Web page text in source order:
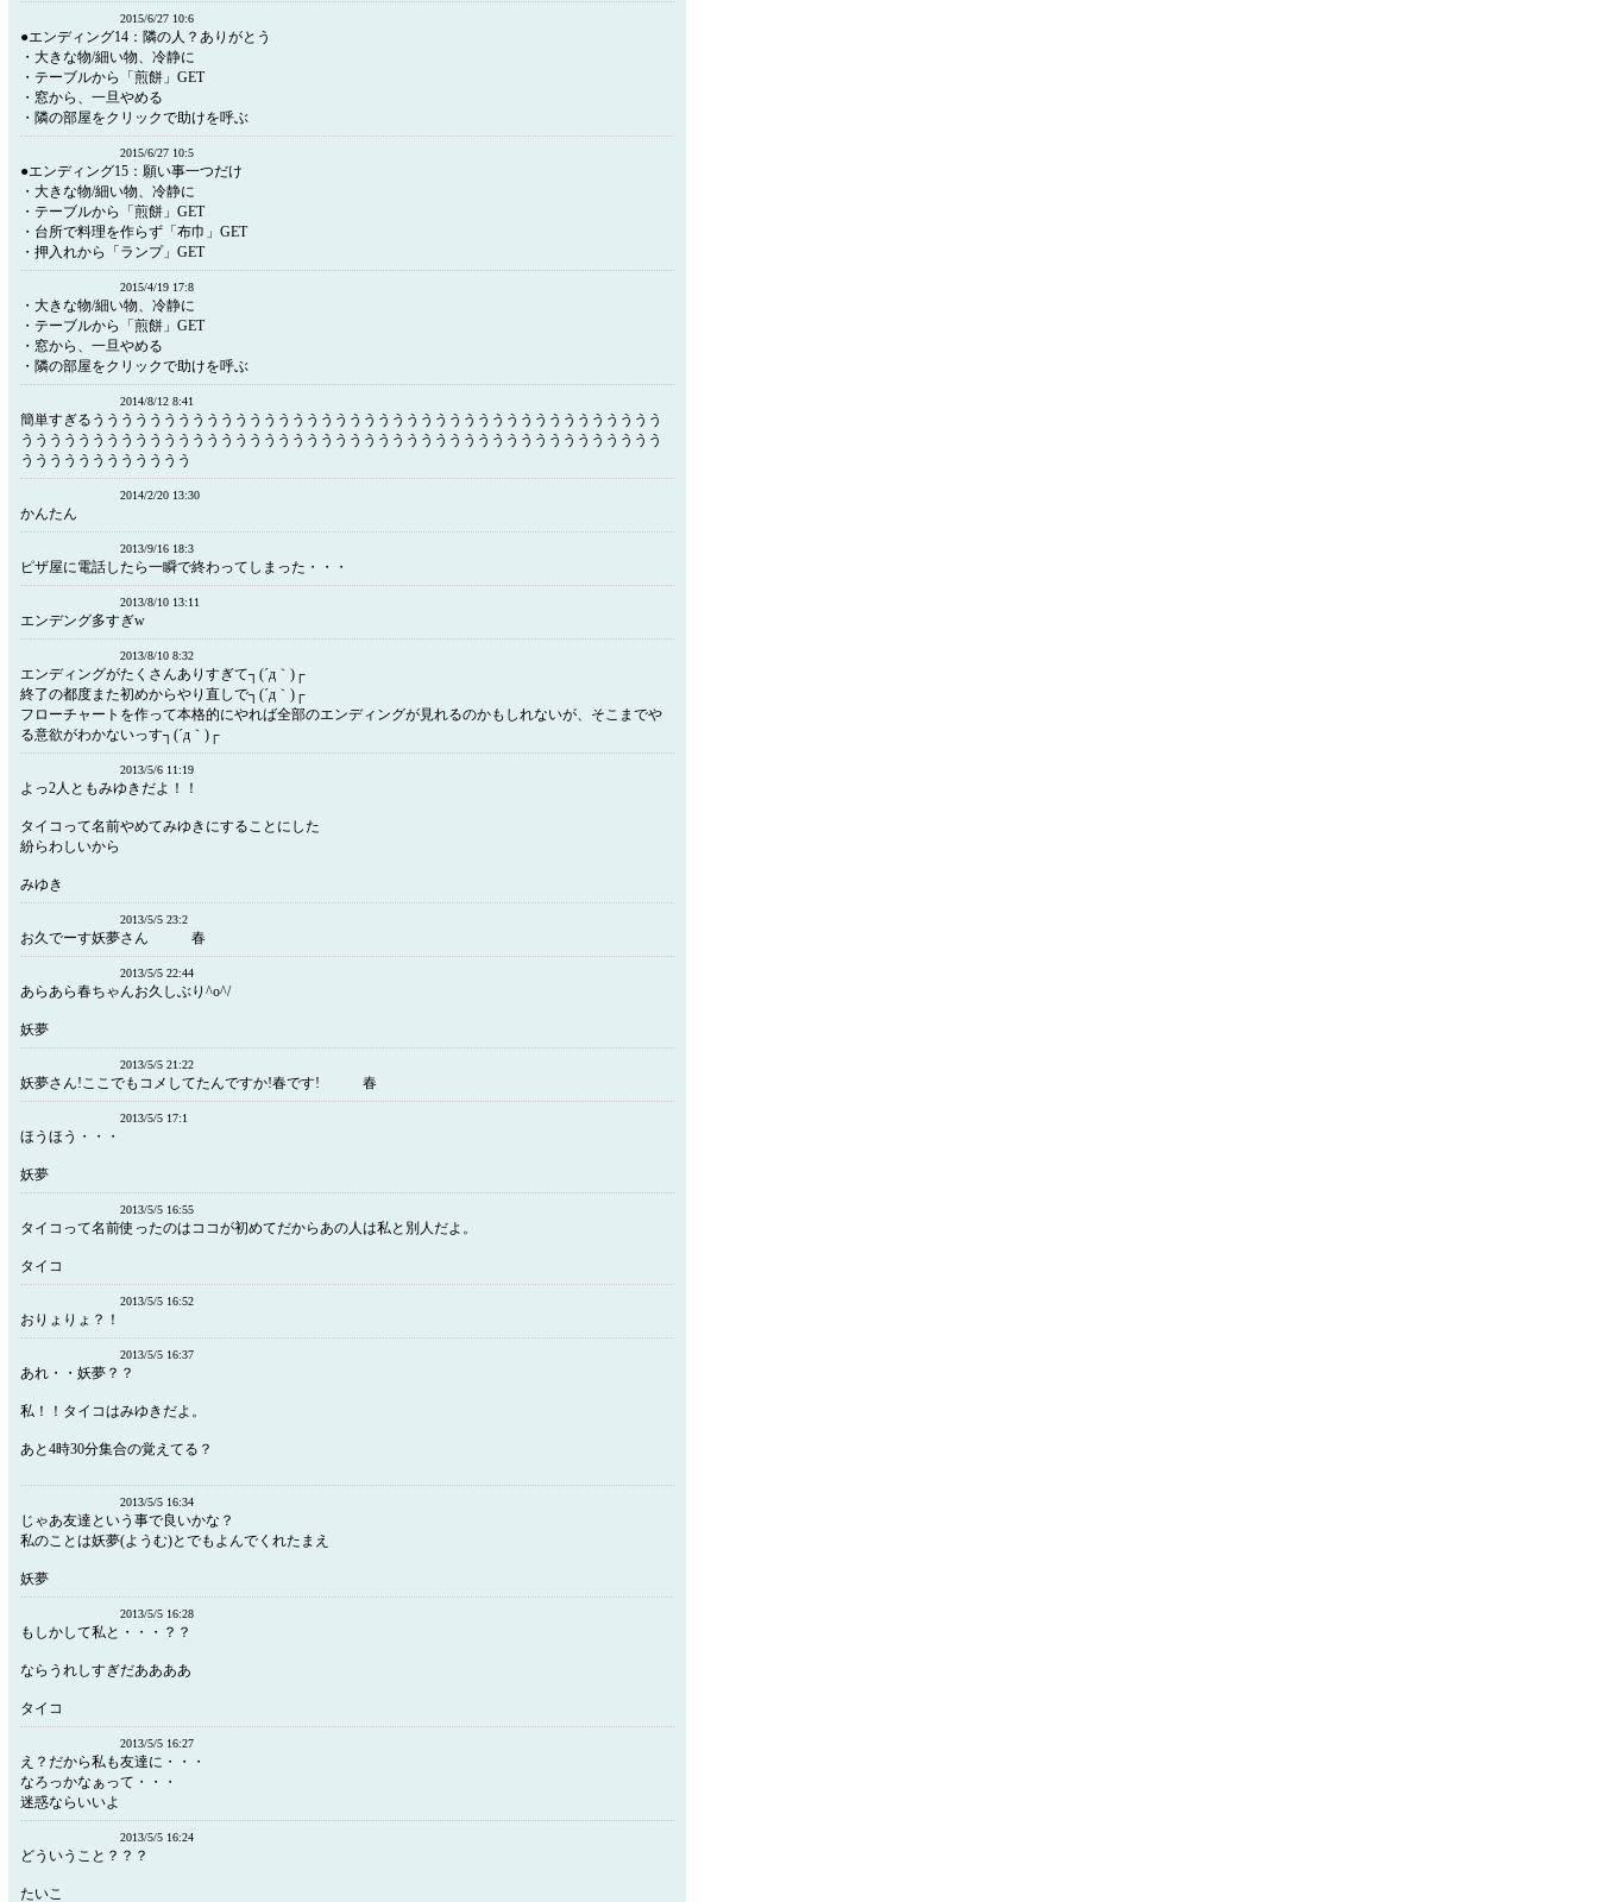
2015/6/27 10:6
●エンディング14：隣の人？ありがとう
・大きな物/細い物、冷静に
・テーブルから「煎餅」GET
・窓から、一旦やめる
・隣の部屋をクリックで助けを呼ぶ
2015/6/27 10:5
●エンディング15：願い事一つだけ
・大きな物/細い物、冷静に
・テーブルから「煎餅」GET
・台所で料理を作らず「布巾」GET
・押入れから「ランプ」GET
2015/4/19 17:8
・大きな物/細い物、冷静に
・テーブルから「煎餅」GET
・窓から、一旦やめる
・隣の部屋をクリックで助けを呼ぶ
2014/8/12 8:41
簡単すぎるうううううううううううううううううううううううううううううううううううううううう
ううううううううううううううううううううううううううううううううううううううううううううう
うううううううううううう
2014/2/20 13:30
かんたん
2013/9/16 18:3
ピザ屋に電話したら一瞬で終わってしまった・・・
2013/8/10 13:11
エンデング多すぎw
2013/8/10 8:32
エンディングがたくさんありすぎて┐(´д｀)┌
終了の都度また初めからやり直しで┐(´д｀)┌
フローチャートを作って本格的にやれば全部のエンディングが見れるのかもしれないが、そこまでや
る意欲がわかないっす┐(´д｀)┌
2013/5/6 11:19
よっ2人ともみゆきだよ！！
タイコって名前やめてみゆきにすることにした
紛らわしいから
みゆき
2013/5/5 23:2
お久でーす妖夢さん 春
2013/5/5 22:44
あらあら春ちゃんお久しぶり^o^/
妖夢
2013/5/5 21:22
妖夢さん!ここでもコメしてたんですか!春です! 春
2013/5/5 17:1
ほうほう・・・
妖夢
2013/5/5 16:55
タイコって名前使ったのはココが初めてだからあの人は私と別人だよ。
タイコ
2013/5/5 16:52
おりょりょ？！
2013/5/5 16:37
あれ・・妖夢？？
私！！タイコはみゆきだよ。
あと4時30分集合の覚えてる？
2013/5/5 16:34
じゃあ友達という事で良いかな？
私のことは妖夢(ようむ)とでもよんでくれたまえ
妖夢
2013/5/5 16:28
もしかして私と・・・？？
ならうれしすぎだああああ
タイコ
2013/5/5 16:27
え？だから私も友達に・・・
なろっかなぁって・・・
迷惑ならいいよ
2013/5/5 16:24
どういうこと？？？
たいこ